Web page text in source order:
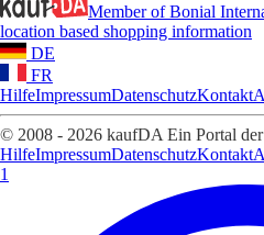
Member of Bonial
location based shopping information
DE
FR
HilfeImpressumDatenschutzKontakt
© 2008 - 2026 kaufDA Ein Portal
HilfeImpressumDatenschutzKontakt
1